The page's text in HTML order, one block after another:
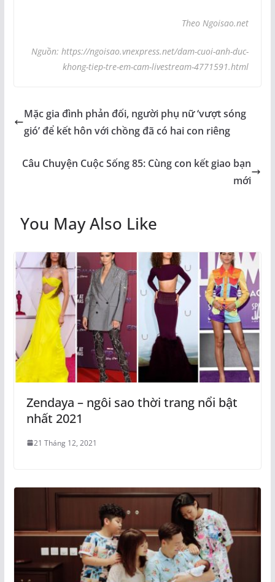
Theo Ngoisao.net
Nguồn: https://ngoisao.vnexpress.net/dam-cuoi-anh-duc-
khong-tiep-tre-em-cam-livestream-4771591.html
Mặc gia đình phản đối, người phụ nữ ‘vượt sóng
gió’ để kết hôn với chồng đã có hai con riêng
Câu Chuyện Cuộc Sống 85: Cùng con kết giao bạn
mới
You May Also Like
Zendaya – ngôi sao thời trang nổi bật
nhất 2021
21 Tháng 12, 2021